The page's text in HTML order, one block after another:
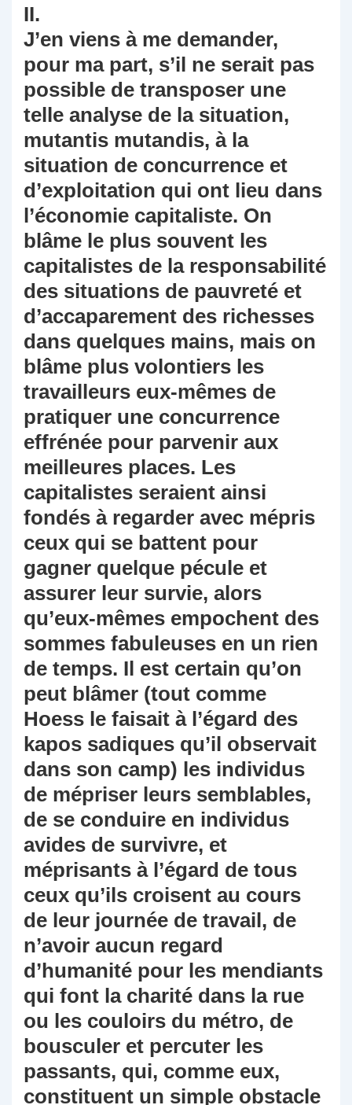
II.
J’en viens à me demander,
pour ma part, s’il ne serait pas
possible de transposer une
telle analyse de la situation,
mutantis mutandis, à la
situation de concurrence et
d’exploitation qui ont lieu dans
l’économie capitaliste. On
blâme le plus souvent les
capitalistes de la responsabilité
des situations de pauvreté et
d’accaparement des richesses
dans quelques mains, mais on
blâme plus volontiers les
travailleurs eux-mêmes de
pratiquer une concurrence
effrénée pour parvenir aux
meilleures places. Les
capitalistes seraient ainsi
fondés à regarder avec mépris
ceux qui se battent pour
gagner quelque pécule et
assurer leur survie, alors
qu’eux-mêmes empochent des
sommes fabuleuses en un rien
de temps. Il est certain qu’on
peut blâmer (tout comme
Hoess le faisait à l’égard des
kapos sadiques qu’il observait
dans son camp) les individus
de mépriser leurs semblables,
de se conduire en individus
avides de survivre, et
méprisants à l’égard de tous
ceux qu’ils croisent au cours
de leur journée de travail, de
n’avoir aucun regard
d’humanité pour les mendiants
qui font la charité dans la rue
ou les couloirs du métro, de
bousculer et percuter les
passants, qui, comme eux,
constituent un simple obstacle